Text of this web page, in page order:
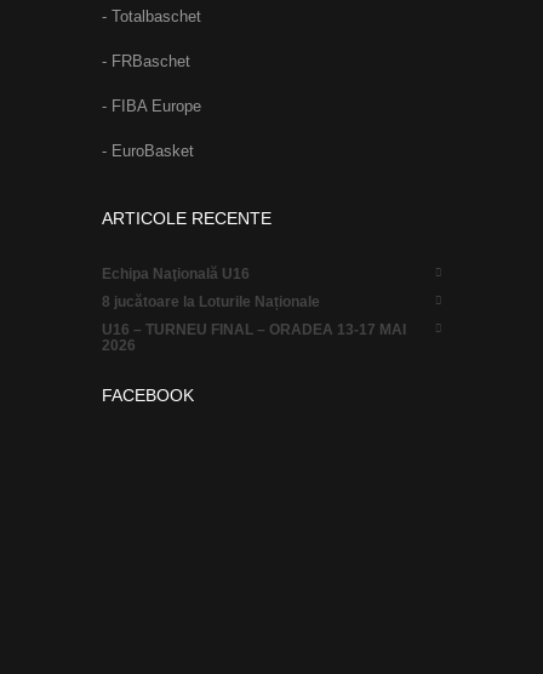
- Totalbaschet
- FRBaschet
- FIBA Europe
- EuroBasket
ARTICOLE RECENTE
Echipa Naţională U16
8 jucătoare la Loturile Naționale
U16 – TURNEU FINAL – ORADEA 13-17 MAI
2026
FACEBOOK